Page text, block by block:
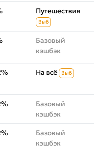
Путешествия
Выб
Базовый
кэшбэк
На всё Выб
Базовый
кэшбэк
Базовый
кэшбэк